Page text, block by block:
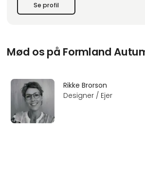
Der er kort vej fra idé til færdigt produkt
Se profil
Mød os på Formland
Rikke Brorson
Designer / Ejer